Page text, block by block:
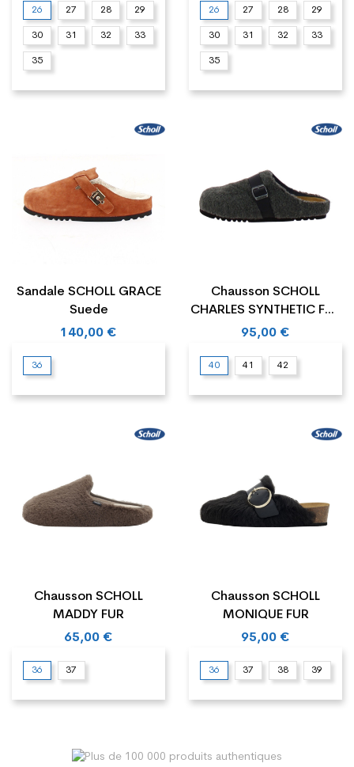
26 27 28 29
30 31 32 33
35
26 27 28 29
30 31 32 33
35
Sandale SCHOLL GRACE
Suede
140,00 €
36
Chausson SCHOLL
CHARLES SYNTHETIC FUR
LEATHER
95,00 €
40 41 42
Chausson SCHOLL
MADDY FUR
65,00 €
36 37
Chausson SCHOLL
MONIQUE FUR
95,00 €
36 37 38 39